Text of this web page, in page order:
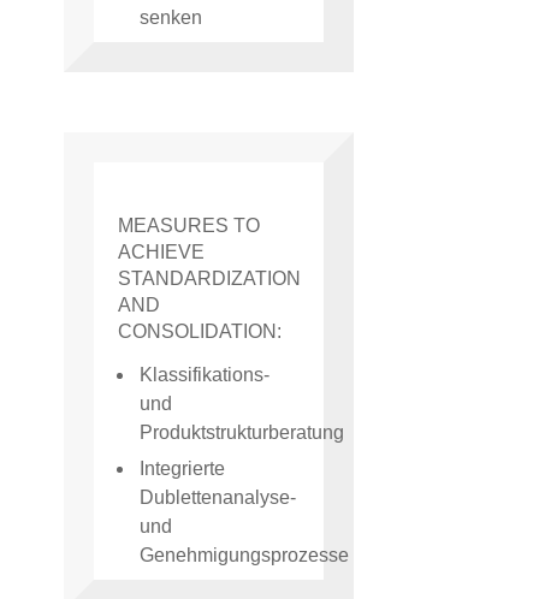
senken
MEASURES TO
ACHIEVE
STANDARDIZATION
AND
CONSOLIDATION:
Klassifikations-
und
Produktstrukturberatung
Integrierte
Dublettenanalyse-
und
Genehmigungsprozesse